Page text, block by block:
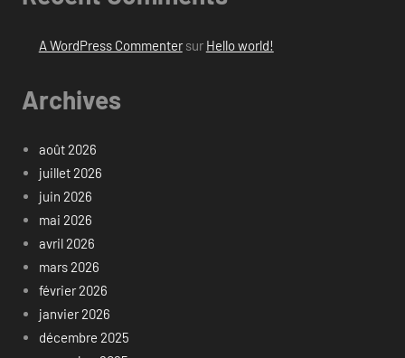
A WordPress Commentersur Hello world!
Archives
août 2026
juillet 2026
juin 2026
mai 2026
avril 2026
mars 2026
février 2026
janvier 2026
décembre 2025